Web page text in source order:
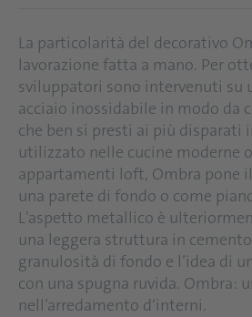
La particolarità del decorativo
lavorazione fatta a mano. Per
sviluppatori sono intervenuti su
acciaio inossidabile in modo da
che ben si presti ai più disparati
utilizzato nelle cucine moderne
appartamenti loft, Ombra pone
una parete di fondo o come
L'aspetto metallico è
una leggera struttura in
granulosità di fondo e l’idea di
con una spugna ruvida. Ombra:
nell’arredamento d‘interni.